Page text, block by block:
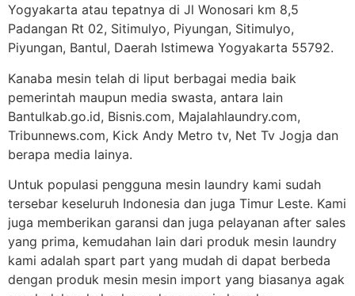
Yogyakarta atau tepatnya di Jl Wonosari km 8,5
Padangan Rt 02, Sitimulyo, Piyungan, Sitimulyo,
Piyungan, Bantul, Daerah Istimewa Yogyakarta 55792.
Kanaba mesin telah di liput berbagai media baik
pemerintah maupun media swasta, antara lain
Bantulkab.go.id, Bisnis.com, Majalahlaundry.com,
Tribunnews.com, Kick Andy Metro tv, Net Tv Jogja dan
berapa media lainya.
Untuk populasi pengguna mesin laundry kami sudah
tersebar keseluruh Indonesia dan juga Timur Leste. Kami
juga memberikan garansi dan juga pelayanan after sales
yang prima, kemudahan lain dari produk mesin laundry
kami adalah spart part yang mudah di dapat berbeda
dengan produk mesin mesin import yang biasanya agak